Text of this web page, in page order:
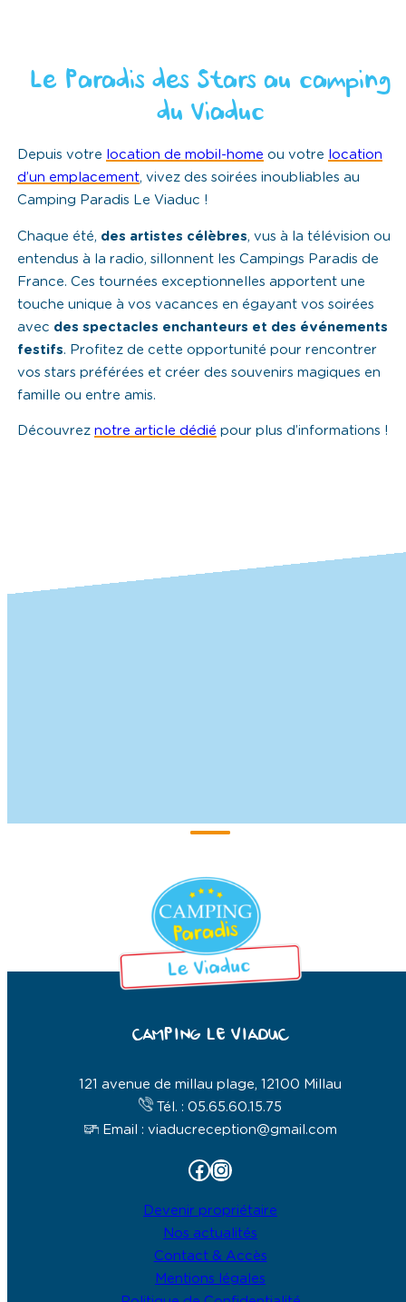
Le Paradis des Stars au camping
du Viaduc
Depuis votre location de mobil-home ou votre location
d’un emplacement, vivez des soirées inoubliables au
Camping Paradis Le Viaduc !
Chaque été, des artistes célèbres, vus à la télévision ou
entendus à la radio, sillonnent les Campings Paradis de
France. Ces tournées exceptionnelles apportent une
touche unique à vos vacances en égayant vos soirées
avec des spectacles enchanteurs et des événements
festifs. Profitez de cette opportunité pour rencontrer
vos stars préférées et créer des souvenirs magiques en
famille ou entre amis.
Découvreznotre article dédié pour plus d’informations !
CAMPING LE VIADUC
121 avenue de millau plage, 12100 Millau
Tél. : 05.65.60.15.75
Email : viaducreception@gmail.com
Facebook Instagram
Devenir propriétaire
Nos actualités
Contact & Accès
Mentions légales